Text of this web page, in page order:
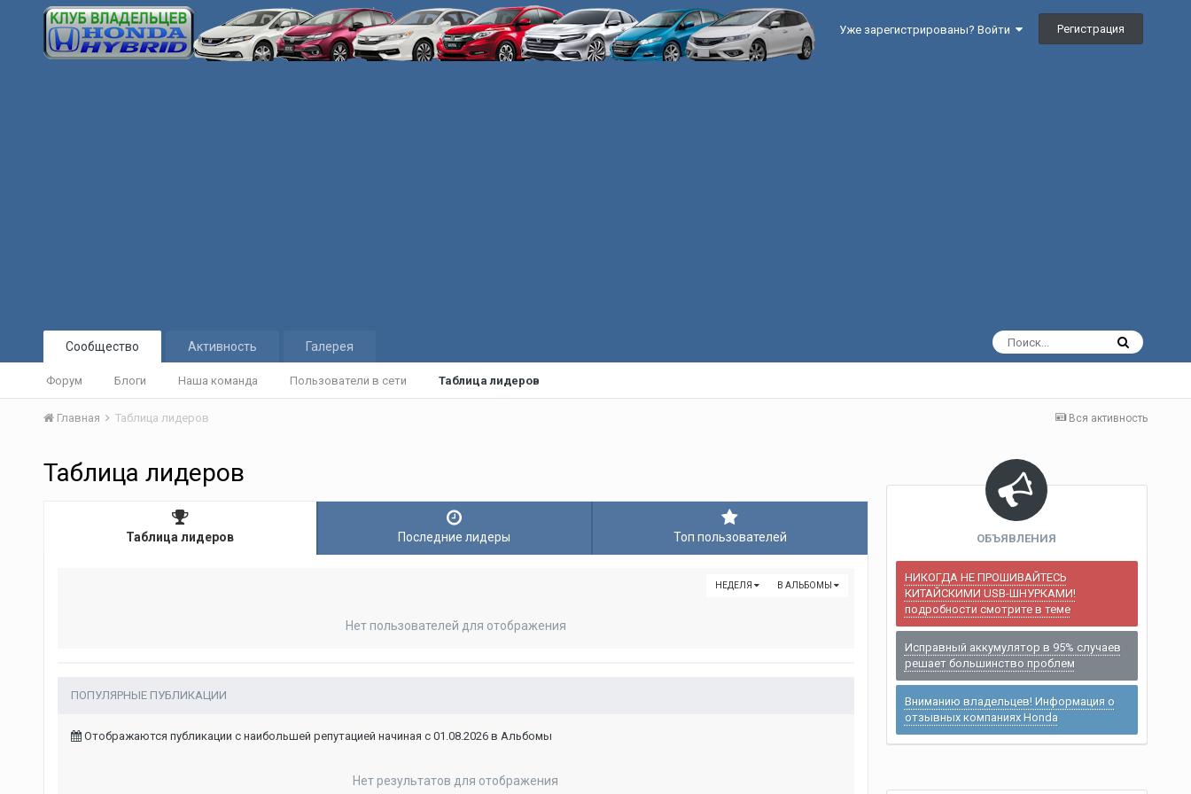
Уже зарегистрированы? Войти Регистрация
Сообщество
Форум Блоги Наша команда Пользователи в сети Таблица лидеров
Активность Галерея
Вся активность
Главная Таблица лидеров
Таблица лидеров
Таблица лидеров Последние лидеры Топ пользователей
В АЛЬБОМЫ
НЕДЕЛЯ
Нет пользователей для отображения
ПОПУЛЯРНЫЕ ПУБЛИКАЦИИ
Отображаются публикации с наибольшей репутацией начиная с 01.08.2026 в Альбомы
Нет результатов для отображения
ОБЪЯВЛЕНИЯ
НИКОГДА НЕ ПРОШИВАЙТЕСЬ
КИТАЙСКИМИ USB-ШНУРКАМИ!
подробности смотрите в теме
Исправный аккумулятор в 95% случаев
решает большинство проблем
Вниманию владельцев! Информация о
отзывных компаниях Honda